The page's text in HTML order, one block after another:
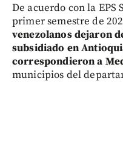
De acuerdo con la
primer semestre de
venezolanos dejaron
subsidiado en
correspondieron a
municipios del